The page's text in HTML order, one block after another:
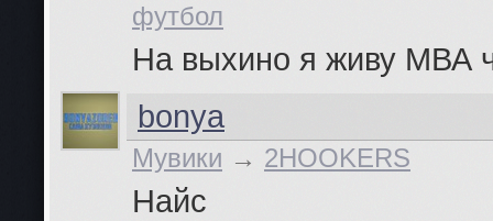
футбол
На выхино я живу МВА
bonya
Мувики → 2HOOKERS
Найс